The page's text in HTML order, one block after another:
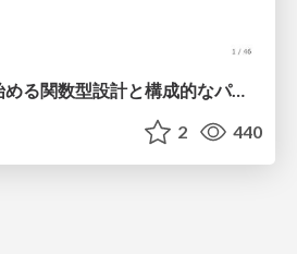
壊れたパーサから始める関数型設計と構成的なパーサ #fp_matsuri
2 440